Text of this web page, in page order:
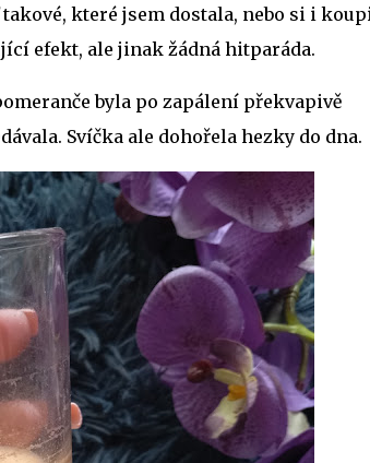
které jsem dostala, nebo si i
efekt, ale jinak žádná hitparáda.
byla po zapálení překvapivě
Svíčka ale dohořela hezky do dna.